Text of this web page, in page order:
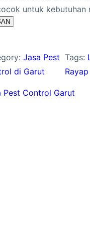
untuk
Jasa Pest
di Garut
Tags:
Pest Control Garut